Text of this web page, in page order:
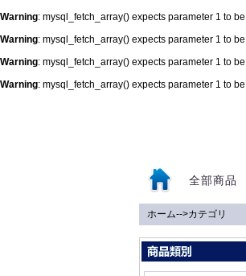
Warning: mysql_fetch_array() expects parameter 1 to
Warning: mysql_fetch_array() expects parameter 1 to
Warning: mysql_fetch_array() expects parameter 1 to
Warning: mysql_fetch_array() expects parameter 1 to
全部商品
ホーム-->カテゴリ